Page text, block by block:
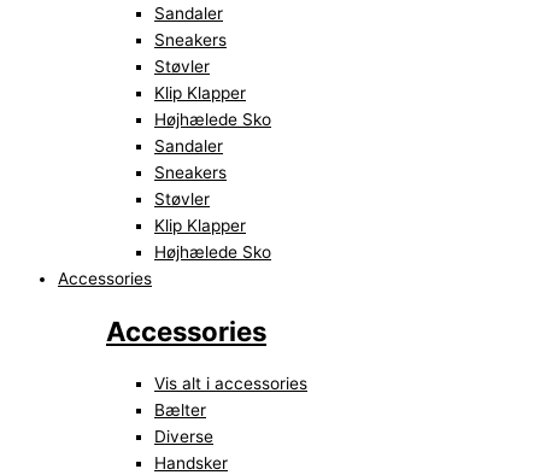
Sandaler
Sneakers
Støvler
Klip Klapper
Højhælede Sko
Sandaler
Sneakers
Støvler
Klip Klapper
Højhælede Sko
Accessories
Accessories
Vis alt i accessories
Bælter
Diverse
Handsker